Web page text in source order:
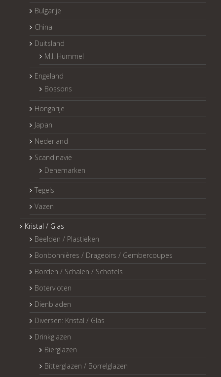
Bulgarije
China
Duitsland
M.I. Hummel
Engeland
Bossons
Hongarije
Japan
Nederland
Scandinavië
Denemarken
Tegels
Vazen
Kristal / Glas
Beelden / Plastieken
Bonbonnières / Drageoirs / Gembercoupes
Borden / Schalen / Schotels
Botervloten
Dienbladen
Diversen: Kristal / Glas
Drinkglazen
Bierglazen
Bitterglazen / Borrelglazen